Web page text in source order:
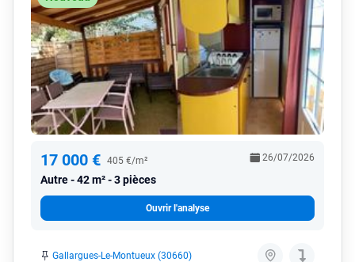
17 000 € 405 €/m²
Autre 42 m² - 3 pièces
26/07/2026
Ouvrir l'analyse
Gallargues-Le-Montueux (30660)